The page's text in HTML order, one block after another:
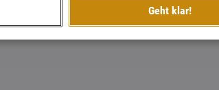
Geht klar!